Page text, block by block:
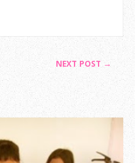
NEXT POST →